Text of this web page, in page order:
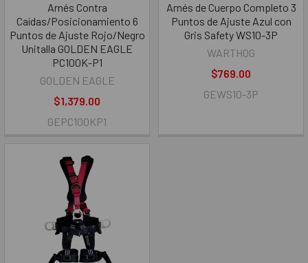
Arnés Contra
Caídas/Posicionamiento 6
Puntos de Ajuste Rojo/Negro
Unitalla GOLDEN EAGLE
PC100K-P1
GOLDEN EAGLE
$1,379.00
GEPC100KP1
Arnés de Cuerpo Completo 3
Puntos de Ajuste Azul con
Gris Safety WS10-3P
WARTHOG
$769.00
GEWS10-3P